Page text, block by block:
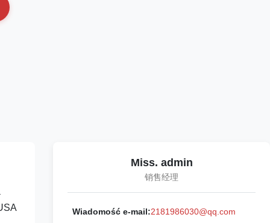
Miss. admin
销售经理
Wiadomość e-mail:2181986030@qq.com